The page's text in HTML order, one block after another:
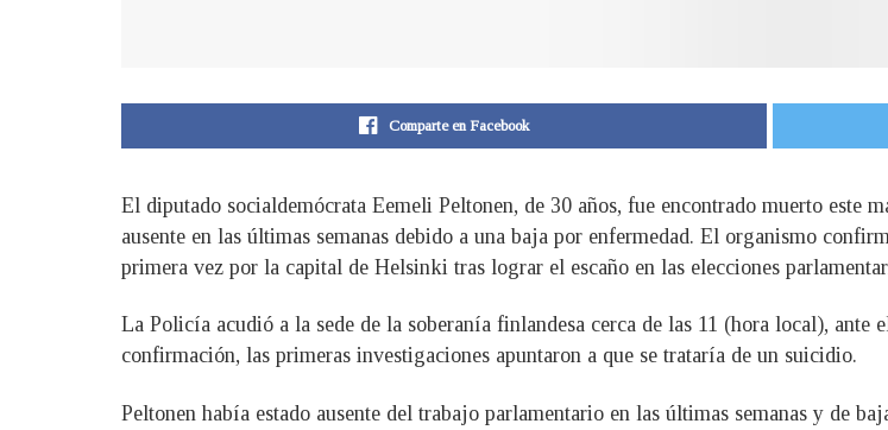
Comparte en Facebook
El diputado socialdemócrata Eemeli Peltonen, de 30 años, fue encontrado muerto este
ausente en las últimas semanas debido a una baja por enfermedad. El organismo
primera vez por la capital de Helsinki tras lograr el escaño en las elecciones
La Policía acudió a la sede de la soberanía finlandesa cerca de las 11 (hora local),
confirmación, las primeras investigaciones apuntaron a que se trataría de un suicidio.
Peltonen había estado ausente del trabajo parlamentario en las últimas semanas y de